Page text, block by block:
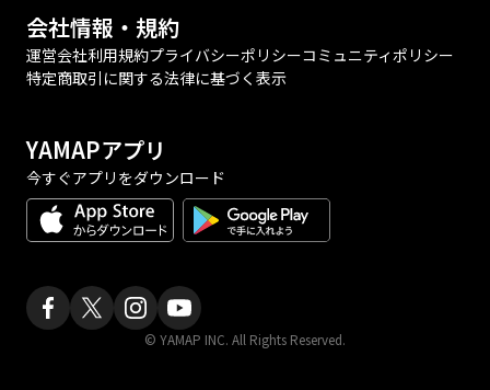
会社情報・規約
運営会社利用規約プライバシーポリシーコミュニティポリシー
特定商取引に関する法律に基づく表示
YAMAPアプリ
今すぐアプリをダウンロード
© YAMAP INC. All Rights Reserved.